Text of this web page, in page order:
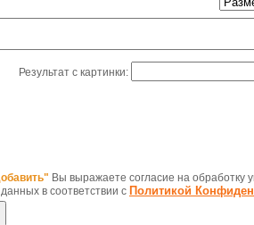
Результат с картинки:
Вы выражаете согласие на обработку
в соответствии с Политикой